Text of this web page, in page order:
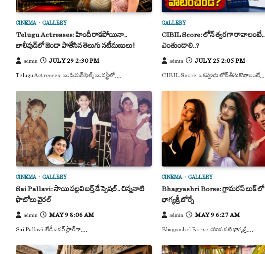
CINEMA GALLERY
Telugu Actresses: హిందీ రాకపోయినా..
బాలీవుడ్‌లో జెండా పాతేసిన తెలుగు నటీమణులు!
admin JULY 29 2:30 PM
Telugu Actresses: ఇండియన్ ఫిల్మ్ ఇండస్ట్రీలో…
GALLERY
CIBIL Score: లోన్ త్వరగా
ఎంతుండాలి..?
admin JULY 25 2:05 PM
CIBIL Score: ఒకప్పుడు లోన్
CINEMA GALLERY
Sai Pallavi: సాయి పల్లవి బర్త్ డే స్పెషల్.. చిన్ననాటి
ఫొటోలు వైరల్
admin MAY 9 8:06 AM
Sai Pallavi: లేడీ పవర్ స్టార్‌గా…
CINEMA GALLERY
Bhagyashri Borse: గ్లామరస్ లుక్ లో
భాగ్యశ్రీ బోర్సే
admin MAY 9 6:27 AM
Bhagyashri Borse: యువ నటి భాగ్యశ్రీ…